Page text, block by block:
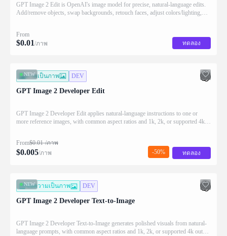
GPT Image 2 Edit is OpenAI's image model for precise, natural-language edits.
Add/remove objects, swap backgrounds, retouch faces, adjust colors/lighting,
From
$0.01/ภาพ ทดลอง
NEW
ภาพเป็นภาพ DEV
GPT Image 2 Developer Edit
GPT Image 2 Developer Edit applies natural-language instructions to one or
more reference images, with common aspect ratios and 1k, 2k, or supported 4k
From$0.01 /ภาพ
$0.005/ภาพ -50% ทดลอง
NEW
ข้อความเป็นภาพ DEV
GPT Image 2 Developer Text-to-Image
GPT Image 2 Developer Text-to-Image generates polished visuals from natural-
language prompts, with common aspect ratios and 1k, 2k, or supported 4k output